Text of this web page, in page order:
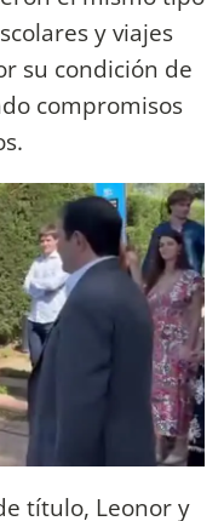
y viajes
su condición de
compromisos
título, Leonor y